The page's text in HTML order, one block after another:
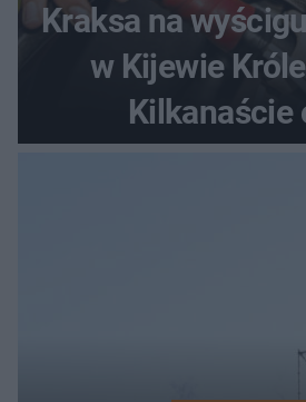
Kraksa na
w Kijewie
Kilkanaście